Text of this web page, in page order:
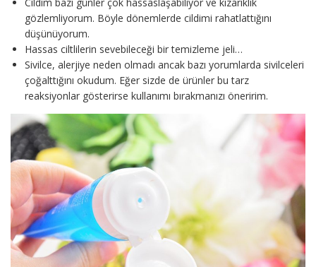
gözlemliyorum. Böyle dönemlerde cildimi rahatlattığını
düşünüyorum.
Hassas ciltlilerin sevebileceği bir temizleme jeli…
Sivilce, alerjiye neden olmadı ancak bazı yorumlarda sivilceleri
çoğalttığını okudum. Eğer sizde de ürünler bu tarz
reaksiyonlar gösterirse kullanımı bırakmanızı öneririm.